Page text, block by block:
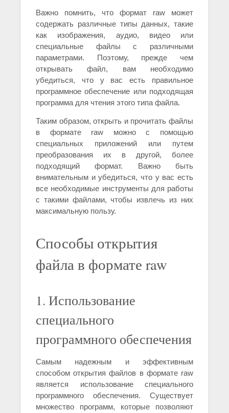
Важно помнить, что формат raw может
содержать различные типы данных, такие
как изображения, аудио, видео или
специальные файлы с различными
параметрами. Поэтому, прежде чем
открывать файл, вам необходимо
убедиться, что у вас есть правильное
программное обеспечение или подходящая
программа для чтения этого типа файла.
Таким образом, открыть и прочитать файлы
в формате raw можно с помощью
специальных приложений или путем
преобразования их в другой, более
подходящий формат. Важно быть
внимательным и убедиться, что у вас есть
все необходимые инструменты для работы
с такими файлами, чтобы извлечь из них
максимальную пользу.
Способы открытия
файла в формате raw
1. Использование
специального
программного обеспечения
Самым надежным и эффективным
способом открытия файлов в формате raw
является использование специального
программного обеспечения. Существует
множество программ, которые позволяют